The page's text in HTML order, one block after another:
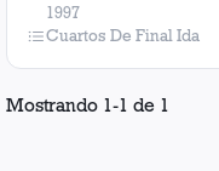
1997
Cuartos De Final Ida
Mostrando 1-1 de 1